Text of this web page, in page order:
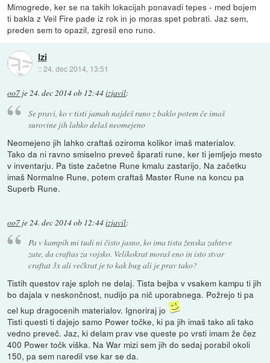
Mimogrede, ker se na takih lokacijah ponavadi tepes - med bojem
ti bakla z Veil Fire pade iz rok in jo moras spet pobrati. Jaz sem,
preden sem to opazil, zgresil eno runo.
Izi
::24. dec 2014, 13:51
oo7 je24. dec 2014 ob 12:44izjavil:
Se pravi, ko v tisti jamah najdeš runo z baklo potem če imaš
surovine jih lahko delaš neomejeno
Neomejeno jih lahko craftaš oziroma kolikor imaš materialov.
Tako da ni ravno smiselno preveč šparati rune, ker ti jemljejo mesto
v inventarju. Pa tiste začetne Rune kmalu zastarijo. Na začetku
imaš Normalne Rune, potem craftaš Master Rune na koncu pa
Superb Rune.
oo7 je 24. dec 2014 ob 12:44izjavil:
Pa v kampih mi tudi ni čisto jasno, ko ima tista ženska zahteve
zate, da craftas za vojsko. Velikokrat moraš eno in isto stvar
craftat 3x ali večkrat je to kak bug ali je prav tako?
Tistih questov raje sploh ne delaj. Tista bejba v vsakem kampu ti jih
bo dajala v neskončnost, nudijo pa nič uporabnega. Požrejo ti pa
cel kup dragocenih materialov. Ignoriraj jo
Tisti questi ti dajejo samo Power točke, ki pa jih imaš tako ali tako
vedno preveč. Jaz, ki delam prav vse queste po vrsti imam že čez
400 Power točk viška. Na War mizi sem jih do sedaj porabil okoli
150, pa sem naredil vse kar se da.